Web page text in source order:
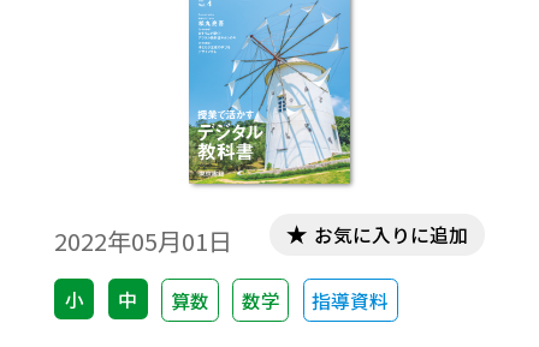
2022年05月01日
小 中 算数 数学 指導資料
お気に入りに追加